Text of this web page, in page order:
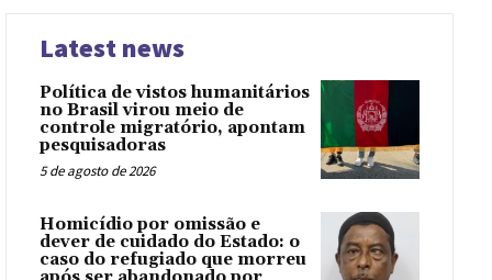
Latest news
Política de vistos humanitários
no Brasil virou meio de
controle migratório, apontam
pesquisadoras
5 de agosto de 2026
Homicídio por omissão e
dever de cuidado do Estado: o
caso do refugiado que morreu